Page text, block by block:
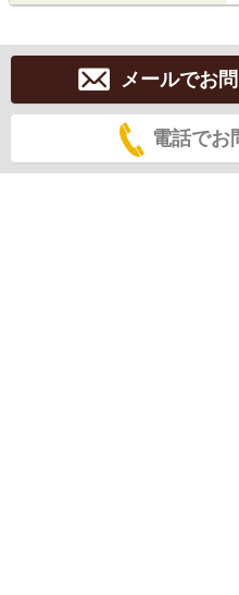
メールでお
電話でお